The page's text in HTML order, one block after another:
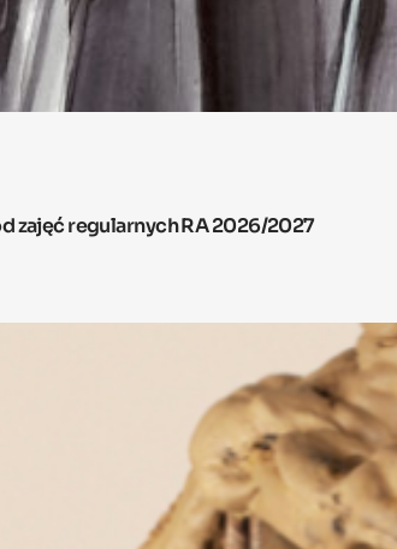
zajęć regularnych RA 2026/2027